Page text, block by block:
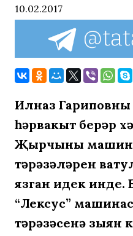
10.02.2017
Илназ
һәрвакыт берәр
Җырчының
тәрәзәләрен
язган идек инде.
“Лексус”
тәрәзәсенә зыян